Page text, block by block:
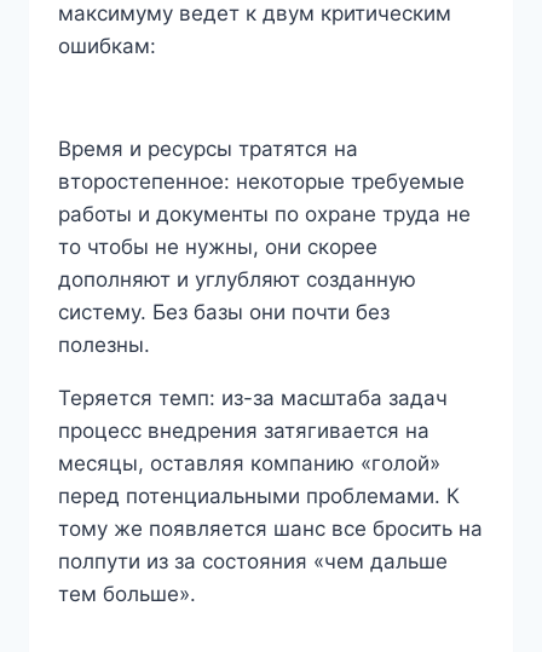
максимуму ведет к двум критическим
ошибкам:
Время и ресурсы тратятся на
второстепенное: некоторые требуемые
работы и документы по охране труда не
то чтобы не нужны, они скорее
дополняют и углубляют созданную
систему. Без базы они почти без
полезны.
Теряется темп: из-за масштаба задач
процесс внедрения затягивается на
месяцы, оставляя компанию «голой»
перед потенциальными проблемами. К
тому же появляется шанс все бросить на
полпути из за состояния «чем дальше
тем больше».